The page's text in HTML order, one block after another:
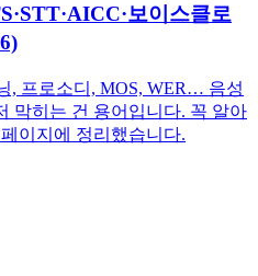
보이스클로
, 프로소디, MOS, WER… 음성
막히는 건 용어입니다. 꼭 알아
이지에 정리했습니다.